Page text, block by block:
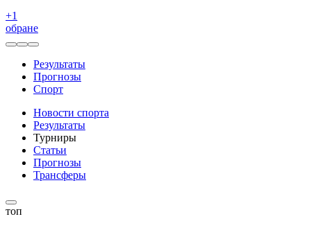
+1
обране
Результаты
Прогнозы
Спорт
Новости спорта
Результаты
Турниры
Статьи
Прогнозы
Трансферы
топ